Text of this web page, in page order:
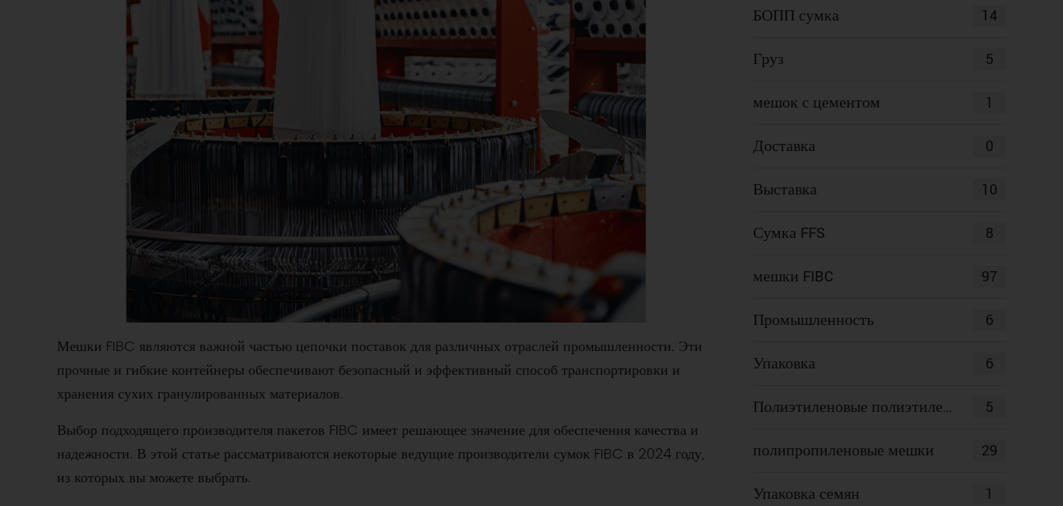
Мешки FIBC являются важной частью цепочки поставок для различных отраслей промышленности. Эти
прочные и гибкие контейнеры обеспечивают безопасный и эффективный способ транспортировки и
хранения сухих гранулированных материалов.
Выбор подходящего производителя пакетов FIBC имеет решающее значение для обеспечения качества и
надежности. В этой статье рассматриваются некоторые ведущие производители сумок FIBC в 2024 году,
из которых вы можете выбрать.
БОПП сумка 14
Груз 5
мешок с цементом 1
Доставка 0
Выставка 10
Сумка FFS 8
мешки FIBC 97
Промышленность 6
Упаковка 6
Полиэтиленовые полиэтиленовые пакеты 5
полипропиленовые мешки 29
Упаковка семян 1